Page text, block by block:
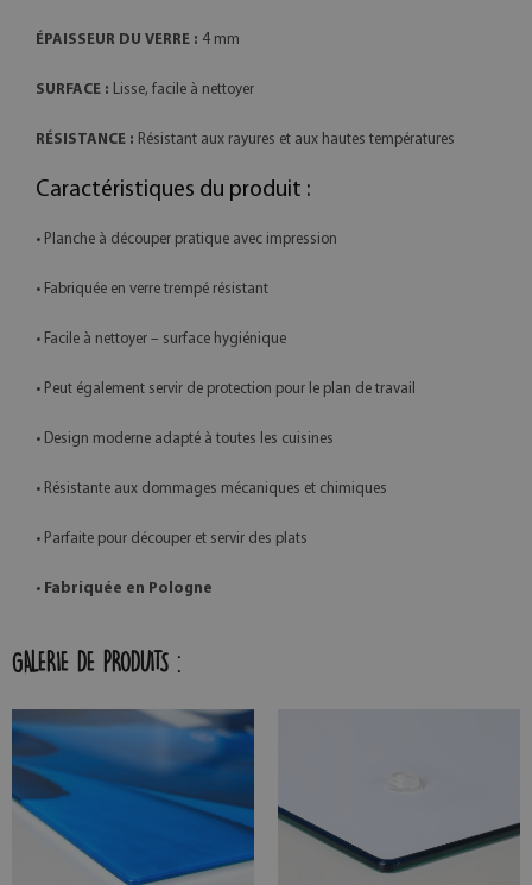
ÉPAISSEUR DU VERRE : 4 mm
SURFACE : Lisse, facile à nettoyer
RÉSISTANCE : Résistant aux rayures et aux hautes températures
Caractéristiques du produit :
• Planche à découper pratique avec impression
• Fabriquée en verre trempé résistant
• Facile à nettoyer – surface hygiénique
• Peut également servir de protection pour le plan de travail
• Design moderne adapté à toutes les cuisines
• Résistante aux dommages mécaniques et chimiques
• Parfaite pour découper et servir des plats
• Fabriquée en Pologne
GALERIE DE PRODUITS :